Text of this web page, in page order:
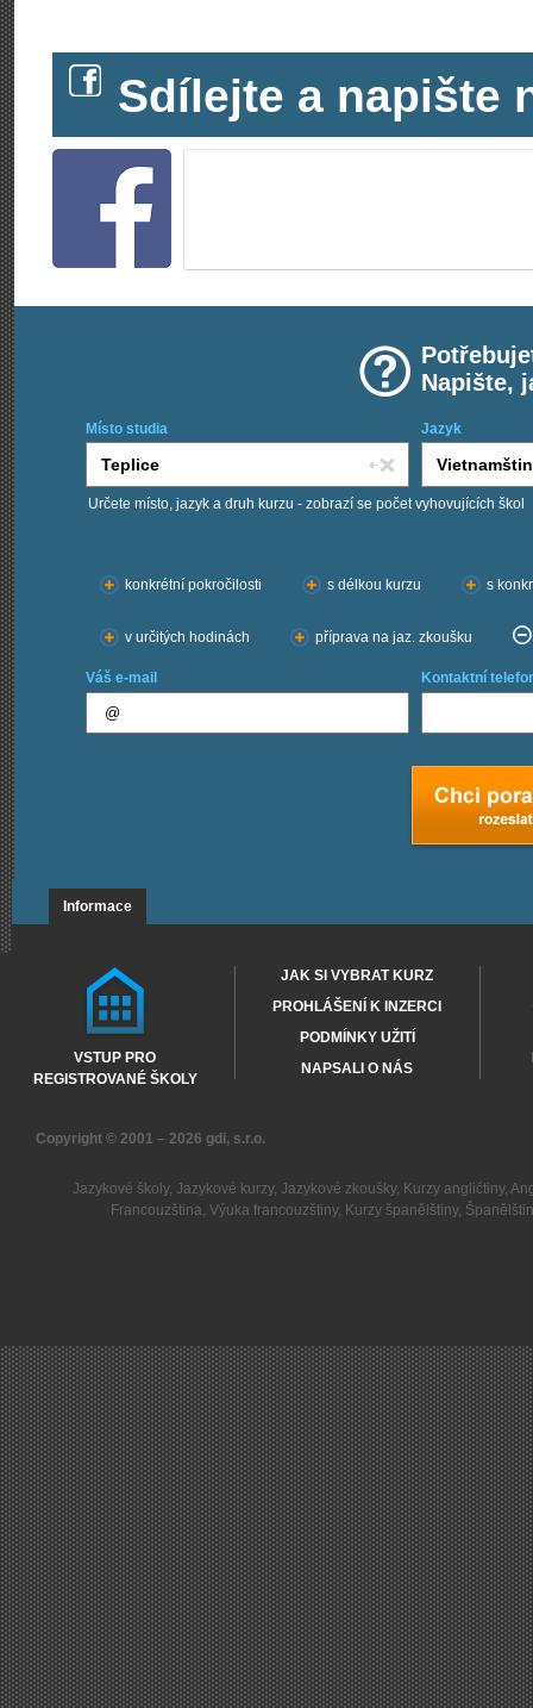
Sdílejte a napište
Napište,
Místo studia Jazyk
Určete místo, jazyk a druh kurzu - zobrazí se počet vyhovujících škol
konkrétní pokročilosti
s délkou kurzu s
v určitých hodinách příprava na jaz. zkoušku
Váš e-mail Kontaktní
Informace
VSTUP PRO
REGISTROVANÉ ŠKOLY
JAK SI VYBRAT KURZ
PROHLÁŠENÍ K INZERCI
PODMÍNKY UŽITÍ
NAPSALI O NÁS
Copyright © 2001 – 2026 gdi, s.r.o.
Jazykové školy, Jazykové kurzy, Jazykové zkoušky, Kurzy angličtiny,
Francouzština,Výuka francouzštiny, Kurzy španělštiny,